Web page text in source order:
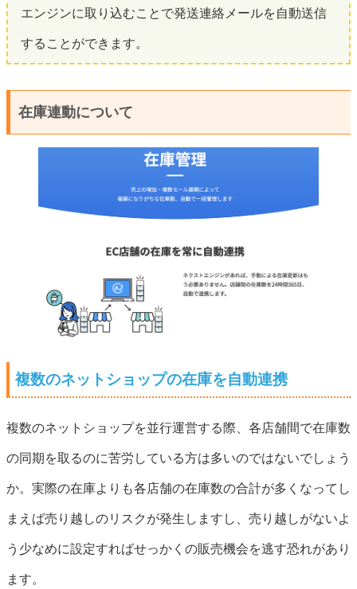
エンジンに取り込むことで発送連絡メールを自動送信
することができます。
在庫連動について
複数のネットショップの在庫を自動連携
複数のネットショップを並行運営する際、各店舗間で在庫数
の同期を取るのに苦労している方は多いのではないでしょう
か。実際の在庫よりも各店舗の在庫数の合計が多くなってし
まえば売り越しのリスクが発生しますし、売り越しがないよ
う少なめに設定すればせっかくの販売機会を逃す恐れがあり
ます。